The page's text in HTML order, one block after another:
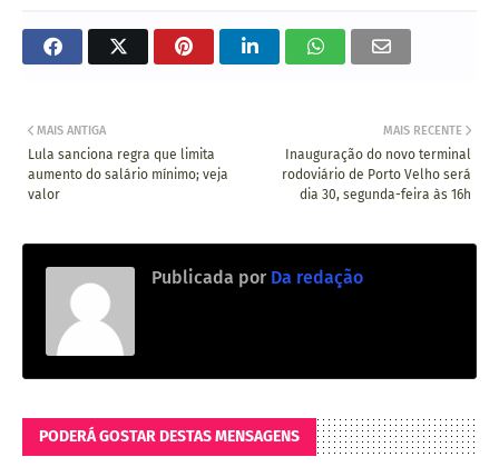
MAIS RECENTE
Inauguração do novo terminal
rodoviário de Porto Velho será
dia 30, segunda-feira às 16h
MAIS ANTIGA
Lula sanciona regra que limita
aumento do salário mínimo; veja
valor
Publicada por Da redação
PODERÁ GOSTAR DESTAS MENSAGENS